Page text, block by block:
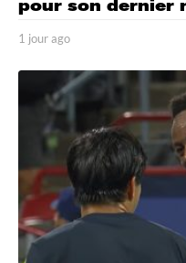
pour son dernier
1 jour ago
o
u
g
o